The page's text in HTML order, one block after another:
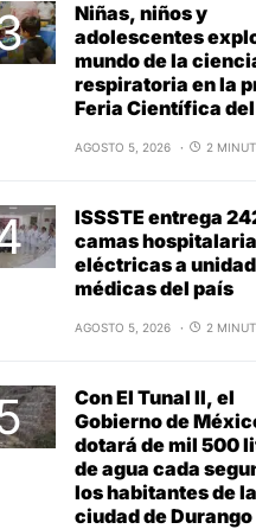
Niñas, niños y
adolescentes
mundo de la
respiratoria en la
Feria Científica del
AGOSTO 5, 2026 2
ISSSTE entrega
camas
eléctricas a
médicas del país
AGOSTO 5, 2026 2
Con El Tunal II, el
Gobierno de
dotará de mil 500
de agua cada
los habitantes de la
ciudad de Durango